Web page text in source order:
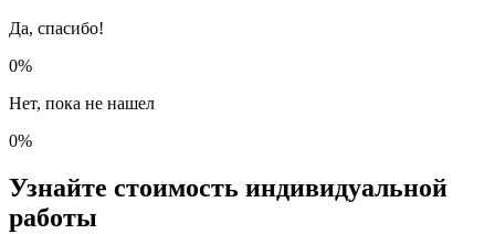
Да, спасибо!
0%
Нет, пока не нашел
0%
Узнайте стоимость индивидуальной
работы